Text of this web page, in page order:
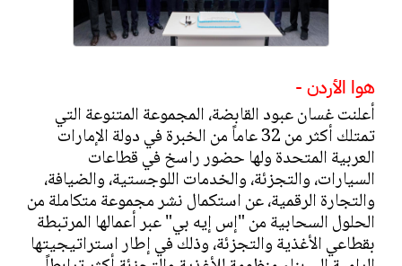
هوا الأردن -
أعلنت غسان عبود القابضة، المجموعة المتنوعة التي
تمتلك أكثر من 32 عاماً من الخبرة في دولة الإمارات
العربية المتحدة ولها حضور راسخ في قطاعات
السيارات، والتجزئة، والخدمات اللوجستية، والضيافة،
والتجارة الرقمية، عن استكمال نشر مجموعة متكاملة من
الحلول السحابية من "إس إيه بي" عبر أعمالها المرتبطة
بقطاعي الأغذية والتجزئة، وذلك في إطار استراتيجيتها